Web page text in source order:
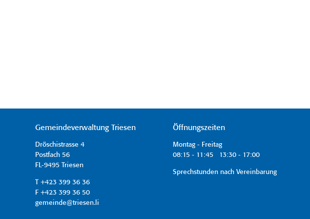
Gemeindeverwaltung Triesen
Dröschistrasse 4
Postfach 56
FL-9495 Triesen
T +423 399 36 36
F +423 399 36 50
gemeinde@triesen.li
Öffnungszeiten
Montag - Freitag
08:15 - 11:45 13:30 - 17:00
Sprechstunden nach Vereinbarung